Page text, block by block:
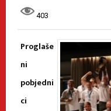
403
Proglaše
ni
pobjedni
ci